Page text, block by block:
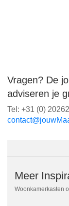
Vragen? De
adviseren je
Tel: +31 (0)
Meer
Woonkamerkasten